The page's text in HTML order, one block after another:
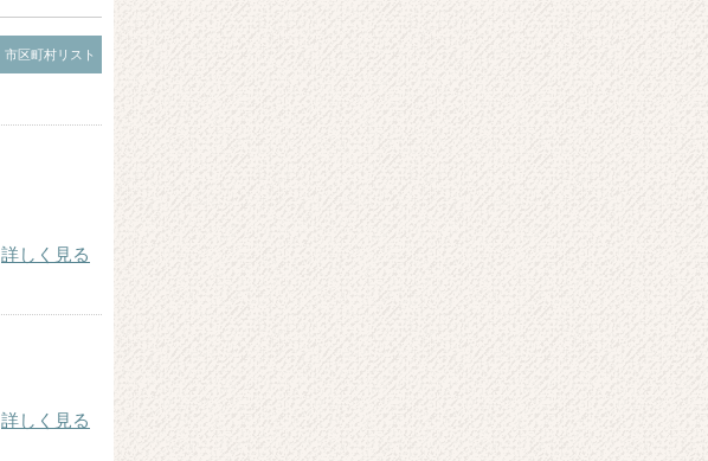
市区町村リスト
詳しく見る
詳しく見る